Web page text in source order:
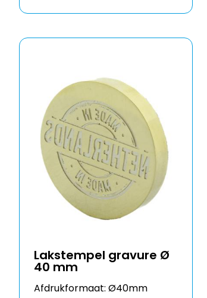
Lakstempel gravure Ø
40 mm
Afdrukformaat: Ø40mm